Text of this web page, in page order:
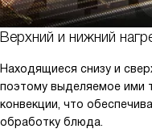
Верхний и нижний
Находящиеся снизу и
поэтому выделяемое ими
конвекции, что
обработку блюда.